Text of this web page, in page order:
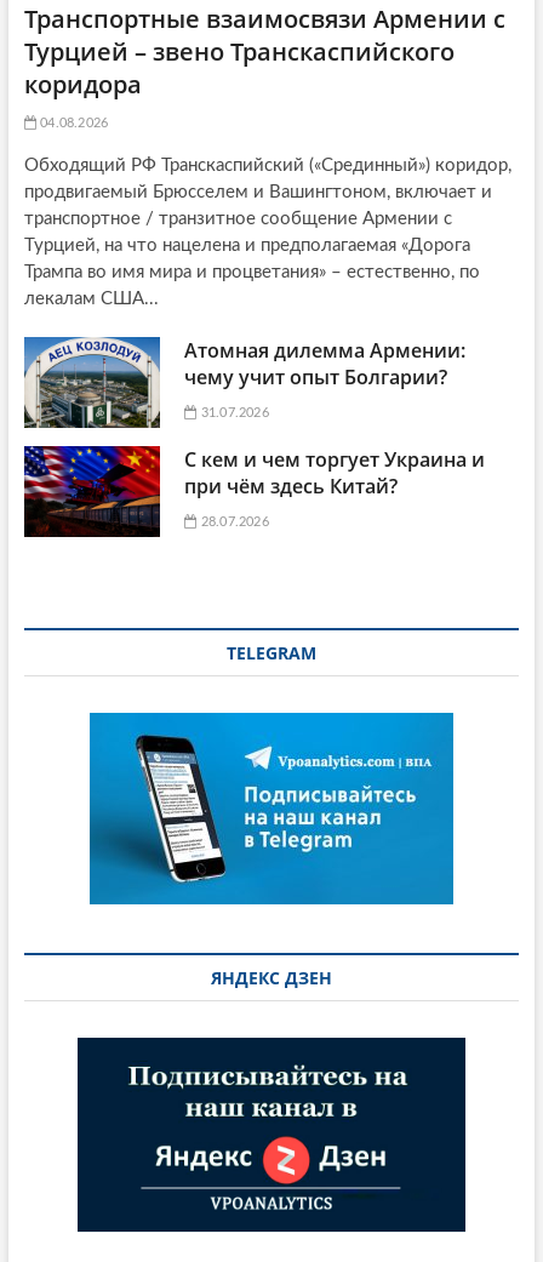
Транспортные взаимосвязи Армении с
Турцией – звено Транскаспийского
коридора
04.08.2026
Обходящий РФ Транскаспийский («Срединный») коридор,
продвигаемый Брюсселем и Вашингтоном, включает и
транспортное / транзитное сообщение Армении с
Турцией, на что нацелена и предполагаемая «Дорога
Трампа во имя мира и процветания» – естественно, по
лекалам США...
Атомная дилемма Армении:
чему учит опыт Болгарии?
31.07.2026
С кем и чем торгует Украина и
при чём здесь Китай?
28.07.2026
TELEGRAM
ЯНДЕКС ДЗЕН